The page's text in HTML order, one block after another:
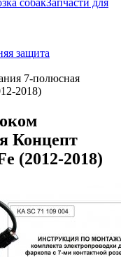
собакЗапчасти для
защита
7-полюсная
2018)
Концепт
(2012-2018)